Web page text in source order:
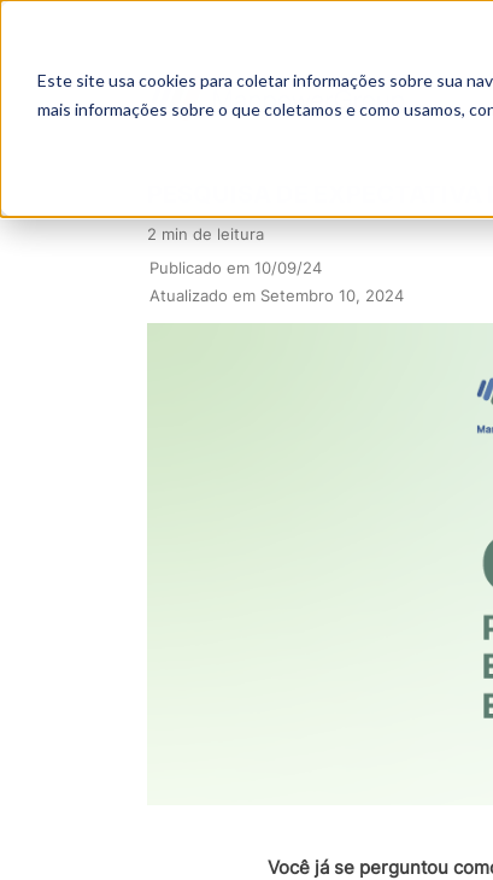
Este site usa cookies para coletar informações sobre sua
mais informações sobre o que coletamos e como usamos,
2 min de leitura
Publicado em 10/09/24
Atualizado em Setembro 10, 2024
Você já se perguntou